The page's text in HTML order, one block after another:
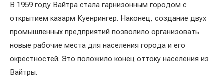
В 1959 году Вайтра стала гарнизонным городом с
открытием казарм Куенрингер. Наконец, создание двух
промышленных предприятий позволило организовать
новые рабочие места для населения города и его
окрестностей. Это положило конец оттоку населения из
Вайтры.